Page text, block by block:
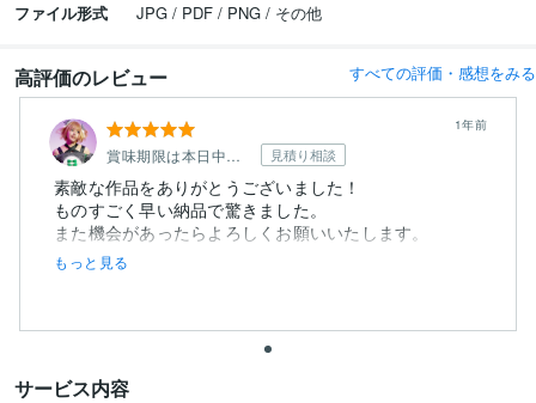
ファイル形式
JPG / PDF / PNG / その他
高評価のレビュー すべての評価・感想をみる
賞味期限は本日中のもぃ 見積り相談
1年前
素敵な作品をありがとうございました！
ものすごく早い納品で驚きました。
また機会があったらよろしくお願いいたします。
もっと見る
サービス内容